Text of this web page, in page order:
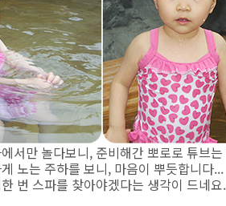
서만 놀다보니, 준비해간 뽀로로 튜브
노는 주하를 보니, 마음이 뿌듯합니다...
번 스파를 찾아야겠다는 생각이 드네요